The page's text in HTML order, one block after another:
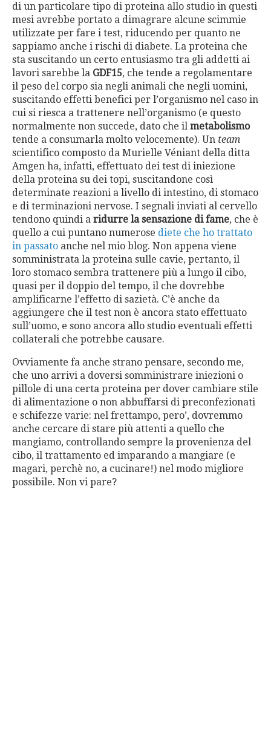
di un particolare tipo di proteina allo studio in questi
mesi avrebbe portato a dimagrare alcune scimmie
utilizzate per fare i test, riducendo per quanto ne
sappiamo anche i rischi di diabete. La proteina che
sta suscitando un certo entusiasmo tra gli addetti ai
lavori sarebbe la GDF15, che tende a regolamentare
il peso del corpo sia negli animali che negli uomini,
suscitando effetti benefici per l’organismo nel caso in
cui si riesca a trattenere nell’organismo (e questo
normalmente non succede, dato che il metabolismo
tende a consumarla molto velocemente). Un team
scientifico composto da Murielle Véniant della ditta
Amgen ha, infatti, effettuato dei test di iniezione
della proteina su dei topi, suscitandone così
determinate reazioni a livello di intestino, di stomaco
e di terminazioni nervose. I segnali inviati al cervello
tendono quindi a ridurre la sensazione di fame, che è
quello a cui puntano numerose diete che ho trattato
in passato anche nel mio blog. Non appena viene
somministrata la proteina sulle cavie, pertanto, il
loro stomaco sembra trattenere più a lungo il cibo,
quasi per il doppio del tempo, il che dovrebbe
amplificarne l’effetto di sazietà. C’è anche da
aggiungere che il test non è ancora stato effettuato
sull’uomo, e sono ancora allo studio eventuali effetti
collaterali che potrebbe causare.
Ovviamente fa anche strano pensare, secondo me,
che uno arrivi a doversi somministrare iniezioni o
pillole di una certa proteina per dover cambiare stile
di alimentazione o non abbuffarsi di preconfezionati
e schifezze varie: nel frettampo, pero’, dovremmo
anche cercare di stare più attenti a quello che
mangiamo, controllando sempre la provenienza del
cibo, il trattamento ed imparando a mangiare (e
magari, perchè no, a cucinare!) nel modo migliore
possibile. Non vi pare?